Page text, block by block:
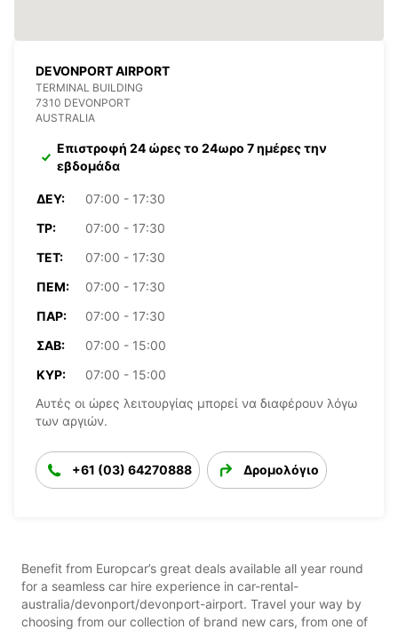
DEVONPORT AIRPORT
TERMINAL BUILDING
7310 DEVONPORT
AUSTRALIA
Επιστροφή 24 ώρες το 24ωρο 7 ημέρες την
εβδομάδα
ΔΕΥ:
07:00 - 17:30
ΤΡ:
07:00 - 17:30
ΤΕΤ:
07:00 - 17:30
ΠΈΜ:
07:00 - 17:30
ΠΑΡ:
07:00 - 17:30
ΣΆΒ:
07:00 - 15:00
ΚΥΡ:
07:00 - 15:00
Αυτές οι ώρες λειτουργίας μπορεί να διαφέρουν λόγω
των αργιών.
+61 (03) 64270888 Δρομολόγιο
Benefit from Europcar’s great deals available all year round
for a seamless car hire experience in car-rental-
australia/devonport/devonport-airport. Travel your way by
choosing from our collection of brand new cars, from one of